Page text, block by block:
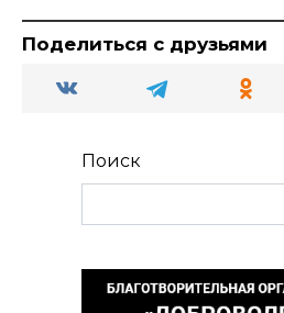
Поделиться с друзьями
Поиск